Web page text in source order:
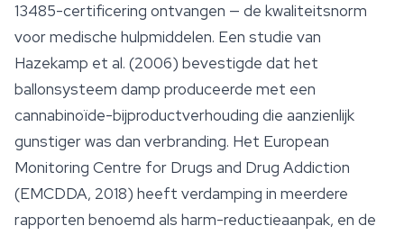
13485-certificering ontvangen — de kwaliteitsnorm
voor medische hulpmiddelen. Een studie van
Hazekamp et al. (2006) bevestigde dat het
ballonsysteem damp produceerde met een
cannabinoïde-bijproductverhouding die aanzienlijk
gunstiger was dan verbranding. Het European
Monitoring Centre for Drugs and Drug Addiction
(EMCDDA, 2018) heeft verdamping in meerdere
rapporten benoemd als harm-reductieaanpak, en de